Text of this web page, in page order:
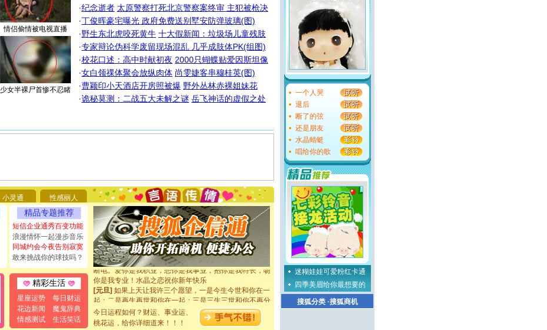
情侣偷情被电视直播
少女半裸尸首惨不忍睹
·纪念逝者 太原警察打死北京警察案终审 主犯被枪决
·丁俊晖豪宅曝光 政府免费送别墅安防弹玻璃(图)
·野生东北虎咬死黄牛 十大假新闻：垃圾场儿童残肢
·专家辩论伪科学废留现场混乱 几乎成肢体PK(组图)
·校花口述：高中时献初夜 2000只蝴蝶贴爱因斯坦像
·女白领祼体聚会放纵肉体 尚雯婕客串穆桂英(图)
·曹颖印小天酒店开房照被爆 野外丛林赤裸姐妹花
·诡秘莫测：二战五大未解之谜 岳飞神话的虚假之处
小灵通 性感丽人
精品专题推荐
短信企业通秀百变功能
浪漫情怀一起漫步音乐
同城约会今夜告别寂寞
敢来挑战你的球技吗？
精彩生活
星座运势
每日财运
花边新闻
魔鬼辞典
情感测试
生活笑话
要平安！千万要知足！千万不要忘记我！
[圣诞节]不只这样的日子才会想起你,而是这样的日子才
能正大光明地骚扰你,告诉你,圣诞要快乐!新年要快乐!天天
都要快乐噢!
[圣诞节]奉上一颗祝福的心,在这个特别的日子里,愿幸福,
如意,快乐,鲜花,一切美好的祝愿与你同在.圣诞快乐!
[元旦]看到你我会触电；看不到你我要充电；没有你我会
断电。爱你是我职业，想你是我事业，抱你是我特长，吻
你是我专业！水晶之恋祝你新年快乐
[元旦]如果上天让我许三个愿望，一是今生今世和你在一
起；二是再生再世和你在一起；三是三生三世和你不再分
离。水晶之恋祝你新年快乐
[元旦]当我狠下心扭头离去那一刻，你在我身后无助地哭
泣，这痛楚让我明白我多么爱你。我转身抱住你：这猪不
今日运程如何？财运、事业运、
桃花运，给你详细道来！！！
一个人哭
退后
断了的弦
还是朋友
水晶蜻蜓
唱给你的歌
迷糊娃娃可爱粉红卡通
四季美眉给你最想要的
搜狐分类·搜狐商机